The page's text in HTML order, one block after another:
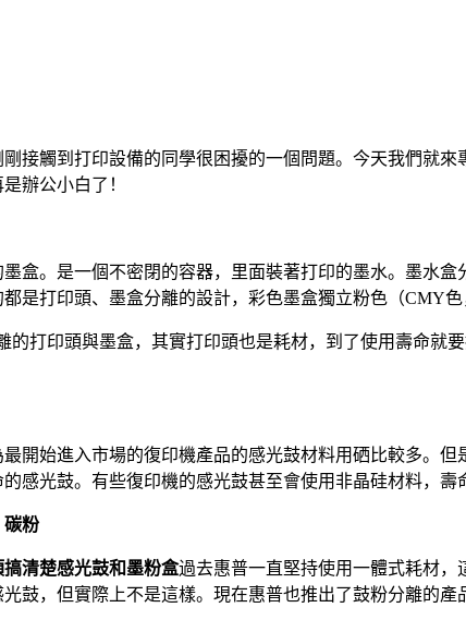
接觸到打印設備的同學很困擾的一個問題。今天我們就
辦公小白了！
盒。是一個不密閉的容器，里面裝著打印的墨水。墨水
是打印頭、墨盒分離的設計，彩色墨盒獨立粉色（CMY
的打印頭與墨盒，其實打印頭也是耗材，到了使用壽命就
開始進入市場的復印機產品的感光鼓材料用硒比較多。
感光鼓。有些復印機的感光鼓甚至會使用非晶硅材料，壽
碳粉
清楚感光鼓和墨粉盒過去惠普一直堅持使用一體式耗材
鼓，但實際上不是這樣。現在惠普也推出了鼓粉分離的